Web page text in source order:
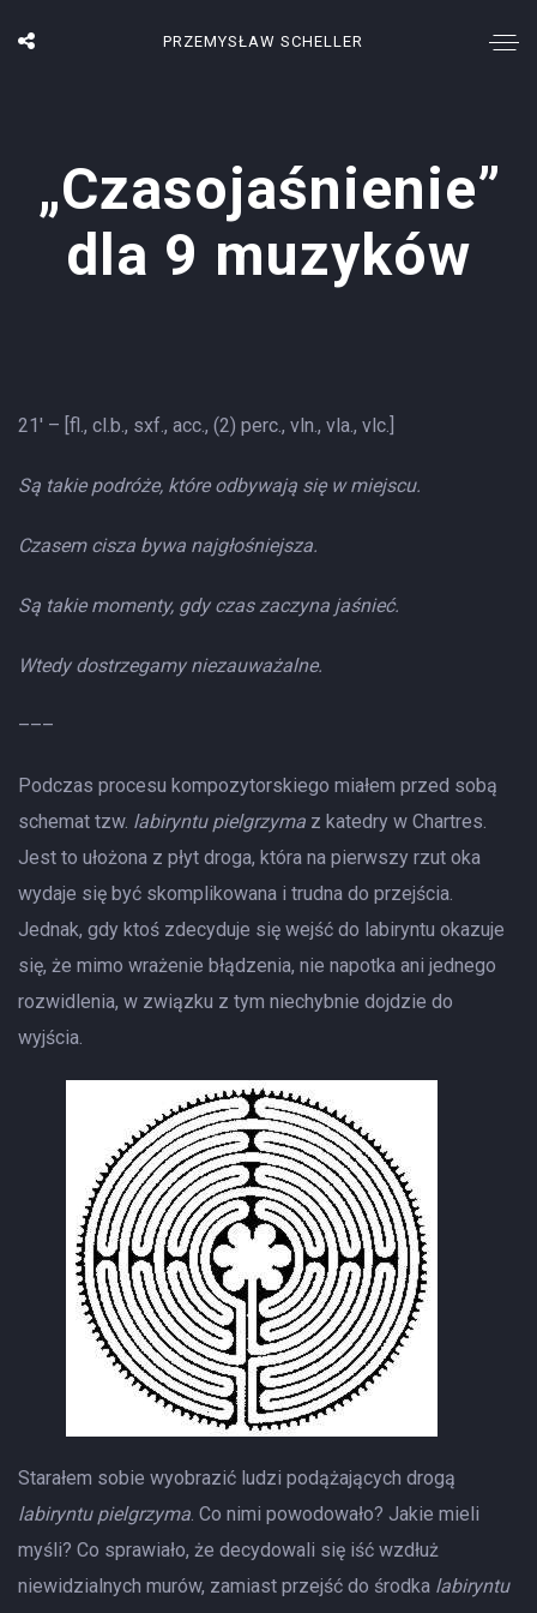
PRZEMYSŁAW SCHELLER
„Czasojaśnienie”
dla 9 muzyków
21′ – [fl., cl.b., sxf., acc., (2) perc., vln., vla., vlc.]
Są takie podróże, które odbywają się w miejscu.
Czasem cisza bywa najgłośniejsza.
Są takie momenty, gdy czas zaczyna jaśnieć.
Wtedy dostrzegamy niezauważalne.
–––
Podczas procesu kompozytorskiego miałem przed sobą
schemat tzw. labiryntu pielgrzyma z katedry w Chartres.
Jest to ułożona z płyt droga, która na pierwszy rzut oka
wydaje się być skomplikowana i trudna do przejścia.
Jednak, gdy ktoś zdecyduje się wejść do labiryntu okazuje
się, że mimo wrażenie błądzenia, nie napotka ani jednego
rozwidlenia, w związku z tym niechybnie dojdzie do
wyjścia.
Starałem sobie wyobrazić ludzi podążających drogą
labiryntu pielgrzyma. Co nimi powodowało? Jakie mieli
myśli? Co sprawiało, że decydowali się iść wzdłuż
niewidzialnych murów, zamiast przejść do środka labiryntu